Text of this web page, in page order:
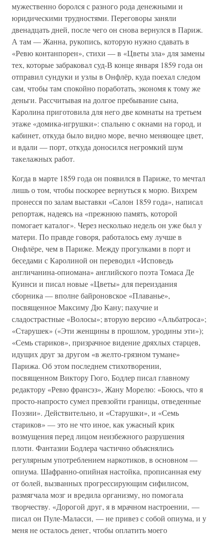
мужественно боролся с разного рода денежными и
юридическими трудностями. Переговоры заняли
двенадцать дней, после чего он снова вернулся в Париж.
А там — Жанна, рукопись, которую нужно сдавать в
«Ревю контанпорен», стихи — в «Цветы зла» для замены
тех, которые забраковал суд-В конце января 1859 года он
отправил сундуки и узлы в Онфлёр, куда поехал следом
сам, чтобы там спокойно поработать, экономя к тому же
деньги. Рассчитывая на долгое пребывание сына,
Каролина приготовила для него две комнаты на третьем
этаже «домика-игрушки»: спальню с окнами на город, и
кабинет, откуда было видно море, вечно меняющее цвет,
и вдали — порт, откуда доносился негромкий шум
такелажных работ.
Когда в марте 1859 года он появился в Париже, то мечтал
лишь о том, чтобы поскорее вернуться к морю. Вихрем
пронесся по залам выставки «Салон 1859 года», написал
репортаж, надеясь на «прежнюю память, которой
помогает каталог». Через несколько недель он уже был у
матери. По правде говоря, работалось ему лучше в
Онфлёре, чем в Париже. Между прогулками в порт и
беседами с Каролиной он переводил «Исповедь
англичанина-опиомана» английского поэта Томаса Де
Куинси и писал новые «Цветы» для переиздания
сборника — вполне байроновское «Плаванье»,
посвященное Максиму Дю Кану; пахучие и
сладострастные «Волосы»; вторую версию «Альбатроса»;
«Старушек» («Эти женщины в прошлом, уродины эти»);
«Семь стариков», призрачное видение дряхлых старцев,
идущих друг за другом «в желто-грязном тумане»
Парижа. Об этом последнем стихотворении,
посвященном Виктору Гюго, Бодлер писал главному
редактору «Ревю франсэз», Жану Морелю: «Боюсь, что я
просто-напросто сумел превзойти границы, отведенные
Поэзии». Действительно, и «Старушки», и «Семь
стариков» — это не что иное, как ужасный крик
возмущения перед лицом неизбежного разрушения
плоти. Фантазии Бодлера частично объяснялись
регулярным употреблением наркотиков, в основном —
опиума. Шафранно-опийная настойка, прописанная ему
от болей, вызванных прогрессирующим сифилисом,
размягчала мозг и вредила организму, но помогала
творчеству. «Дорогой друг, я в мрачном настроении, —
писал он Пуле-Маласси, — не привез с собой опиума, и у
меня не осталось денег, чтобы оплатить моего